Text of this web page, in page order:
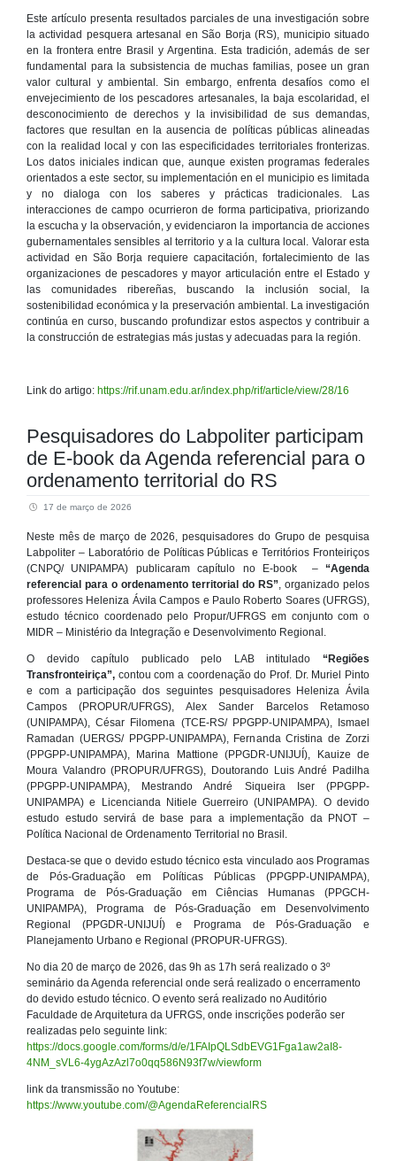
Este artículo presenta resultados parciales de una investigación sobre
la actividad pesquera artesanal en São Borja (RS), municipio situado
en la frontera entre Brasil y Argentina. Esta tradición, además de ser
fundamental para la subsistencia de muchas familias, posee un gran
valor cultural y ambiental. Sin embargo, enfrenta desafíos como el
envejecimiento de los pescadores artesanales, la baja escolaridad, el
desconocimiento de derechos y la invisibilidad de sus demandas,
factores que resultan en la ausencia de políticas públicas alineadas
con la realidad local y con las especificidades territoriales fronterizas.
Los datos iniciales indican que, aunque existen programas federales
orientados a este sector, su implementación en el municipio es limitada
y no dialoga con los saberes y prácticas tradicionales. Las
interacciones de campo ocurrieron de forma participativa, priorizando
la escucha y la observación, y evidenciaron la importancia de acciones
gubernamentales sensibles al territorio y a la cultura local. Valorar esta
actividad en São Borja requiere capacitación, fortalecimiento de las
organizaciones de pescadores y mayor articulación entre el Estado y
las comunidades ribereñas, buscando la inclusión social, la
sostenibilidad económica y la preservación ambiental. La investigación
continúa en curso, buscando profundizar estos aspectos y contribuir a
la construcción de estrategias más justas y adecuadas para la región.
Link do artigo: https://rif.unam.edu.ar/index.php/rif/article/view/28/16
Pesquisadores do Labpoliter participam
de E-book da Agenda referencial para o
ordenamento territorial do RS
17 de março de 2026
Neste mês de março de 2026, pesquisadores do Grupo de pesquisa
Labpoliter – Laboratório de Políticas Públicas e Territórios Fronteiriços
(CNPQ/ UNIPAMPA) publicaram capítulo no E-book – “Agenda
referencial para o ordenamento territorial do RS”, organizado pelos
professores Heleniza Ávila Campos e Paulo Roberto Soares (UFRGS),
estudo técnico coordenado pelo Propur/UFRGS em conjunto com o
MIDR – Ministério da Integração e Desenvolvimento Regional.
O devido capítulo publicado pelo LAB intitulado “Regiões
Transfronteiriça”, contou com a coordenação do Prof. Dr. Muriel Pinto
e com a participação dos seguintes pesquisadores Heleniza Ávila
Campos (PROPUR/UFRGS), Alex Sander Barcelos Retamoso
(UNIPAMPA), César Filomena (TCE-RS/ PPGPP-UNIPAMPA), Ismael
Ramadan (UERGS/ PPGPP-UNIPAMPA), Fernanda Cristina de Zorzi
(PPGPP-UNIPAMPA), Marina Mattione (PPGDR-UNIJUÍ), Kauize de
Moura Valandro (PROPUR/UFRGS), Doutorando Luis André Padilha
(PPGPP-UNIPAMPA), Mestrando André Siqueira Iser (PPGPP-
UNIPAMPA) e Licencianda Nitiele Guerreiro (UNIPAMPA). O devido
estudo estudo servirá de base para a implementação da PNOT –
Política Nacional de Ordenamento Territorial no Brasil.
Destaca-se que o devido estudo técnico esta vinculado aos Programas
de Pós-Graduação em Políticas Públicas (PPGPP-UNIPAMPA),
Programa de Pós-Graduação em Ciências Humanas (PPGCH-
UNIPAMPA), Programa de Pós-Graduação em Desenvolvimento
Regional (PPGDR-UNIJUÍ) e Programa de Pós-Graduação e
Planejamento Urbano e Regional (PROPUR-UFRGS).
No dia 20 de março de 2026, das 9h as 17h será realizado o 3º
seminário da Agenda referencial onde será realizado o encerramento
do devido estudo técnico. O evento será realizado no Auditório
Faculdade de Arquitetura da UFRGS, onde inscrições poderão ser
realizadas pelo seguinte link:
https://docs.google.com/forms/d/e/1FAIpQLSdbEVG1Fga1aw2aI8-
4NM_sVL6-4ygAzAzl7o0qq586N93f7w/viewform
link da transmissão no Youtube:
https://www.youtube.com/@AgendaReferencialRS